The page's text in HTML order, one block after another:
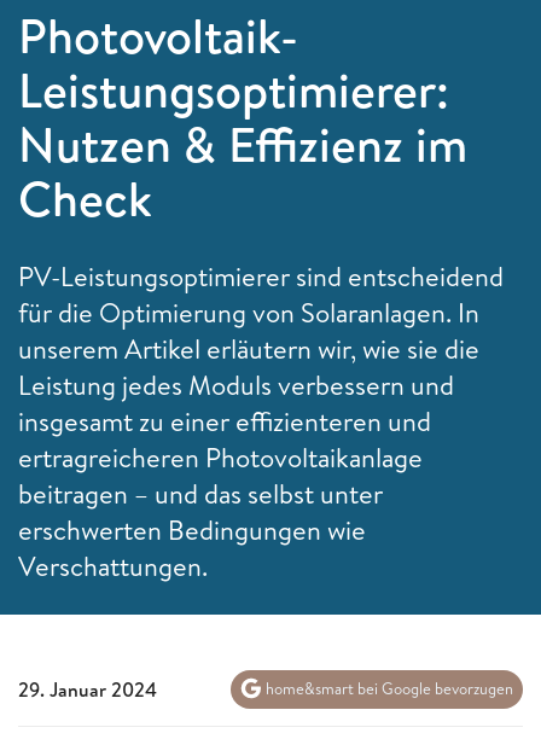
Photovoltaik-
Leistungsoptimierer:
Nutzen & Effizienz im
Check
PV-Leistungsoptimierer sind entscheidend
für die Optimierung von Solaranlagen. In
unserem Artikel erläutern wir, wie sie die
Leistung jedes Moduls verbessern und
insgesamt zu einer effizienteren und
ertragreicheren Photovoltaikanlage
beitragen – und das selbst unter
erschwerten Bedingungen wie
Verschattungen.
29. Januar 2024 home&smart bei Google bevorzugen